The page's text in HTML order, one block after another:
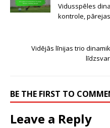
Vidusspēles
kontrole, pārejas
Vidējās līnijas trio
BE THE FIRST TO
Leave a Reply